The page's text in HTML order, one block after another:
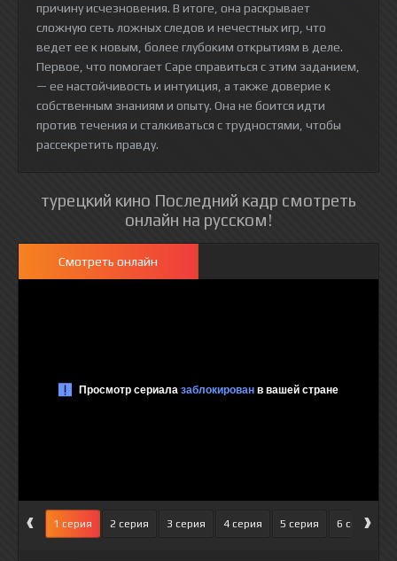
причину исчезновения. В итоге, она раскрывает
сложную сеть ложных следов и нечестных игр, что
ведет ее к новым, более глубоким открытиям в деле.
Первое, что помогает Саре справиться с этим заданием,
— ее настойчивость и интуиция, а также доверие к
собственным знаниям и опыту. Она не боится идти
против течения и сталкиваться с трудностями, чтобы
рассекретить правду.
турецкий кино Последний кадр смотреть
онлайн на русском!
Смотреть онлайн
‹ 1 серия 2 серия 3 серия 4 серия 5 серия 6 серия
›